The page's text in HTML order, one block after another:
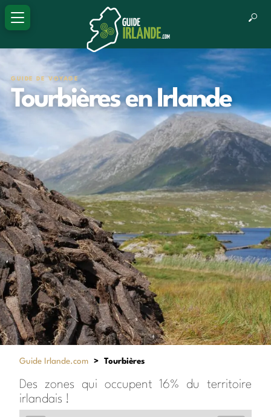
GUIDE DE VOYAGE
Tourbières en Irlande
Guide Irlande.com > Tourbières
Des zones qui occupent 16% du territoire
irlandais !